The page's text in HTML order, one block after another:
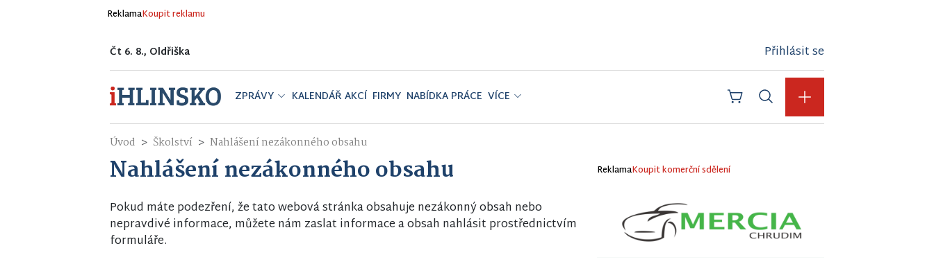
ReklamaKoupit reklamu
Čt 6. 8., Oldřiška Přihlásit se
ZPRÁVY KALENDÁŘ AKCÍ FIRMY NABÍDKA PRÁCE VÍCE
Úvod Školství Nahlášení nezákonného obsahu
Nahlášení nezákonného obsahu
Pokud máte podezření, že tato webová stránka obsahuje nezákonný obsah nebo
nepravdivé informace, můžete nám zaslat informace a obsah nahlásit prostřednictvím
formuláře.
ReklamaKoupit komerční sdělení